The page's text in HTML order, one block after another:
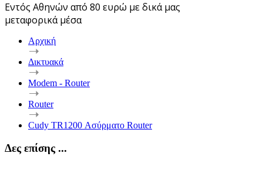
Εντός Αθηνών από 80 ευρώ με δικά μας
μεταφορικά μέσα
Αρχική
Δικτυακά
Modem - Router
Router
Cudy TR1200 Ασύρματο Router
Δες επίσης ...